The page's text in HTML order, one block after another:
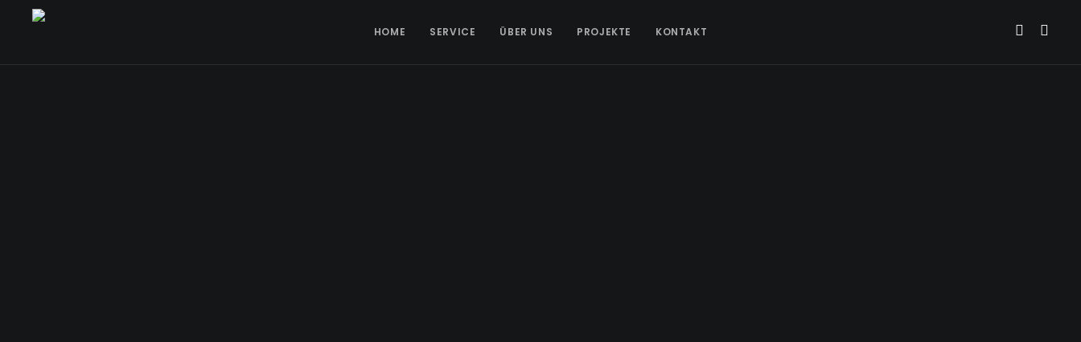
HOME SERVICE ÜBER UNS PROJEKTE KONTAKT